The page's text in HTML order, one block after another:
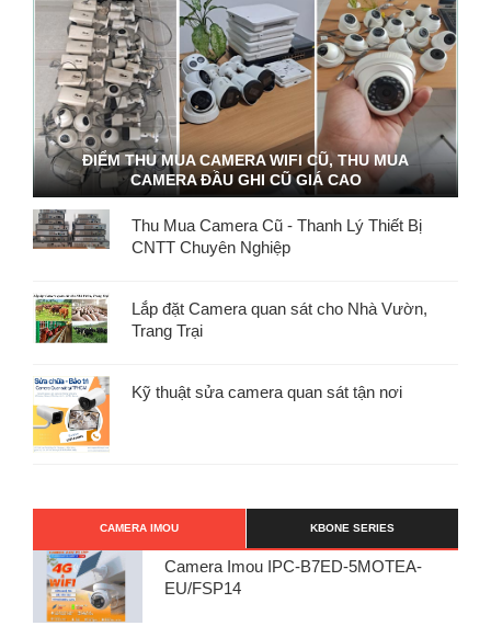
ĐIỂM THU MUA CAMERA WIFI CŨ, THU MUA
CAMERA ĐẦU GHI CŨ GIÁ CAO
Thu Mua Camera Cũ - Thanh Lý Thiết Bị
CNTT Chuyên Nghiệp
Lắp đặt Camera quan sát cho Nhà Vườn,
Trang Trại
Kỹ thuật sửa camera quan sát tận nơi
CAMERA IMOU KBONE SERIES
Camera Imou IPC-B7ED-5MOTEA-
EU/FSP14